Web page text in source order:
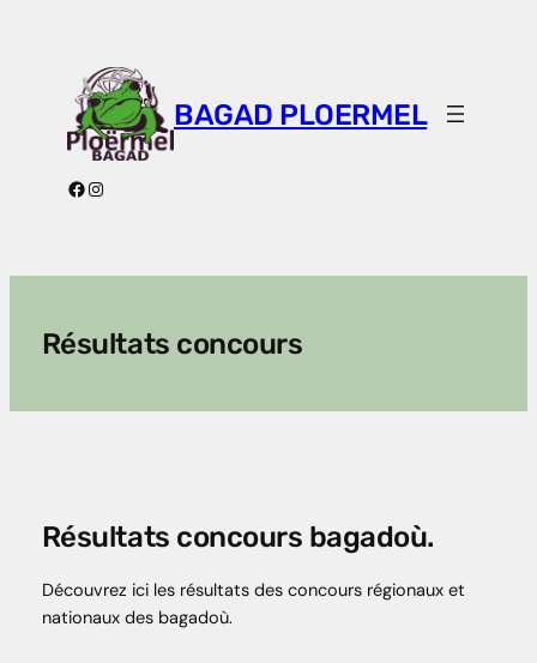
BAGAD PLOERMEL
Facebook
Instagram
Résultats concours
Résultats concours bagadoù.
Découvrez ici les résultats des concours régionaux et
nationaux des bagadoù.